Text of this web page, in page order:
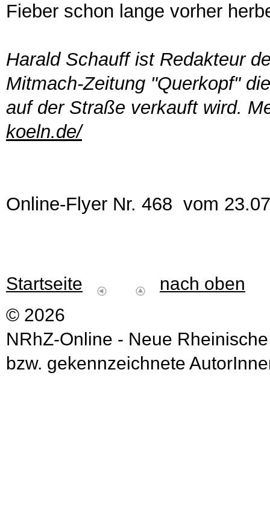
Fieber schon lange vorher
Harald Schauff ist Redakteur
Mitmach-Zeitung "Querkopf"
auf der Straße verkauft wird.
koeln.de/
Online-Flyer Nr. 468 vom
Startseite
nach oben
© 2026
NRhZ-Online - Neue
bzw. gekennzeichnete